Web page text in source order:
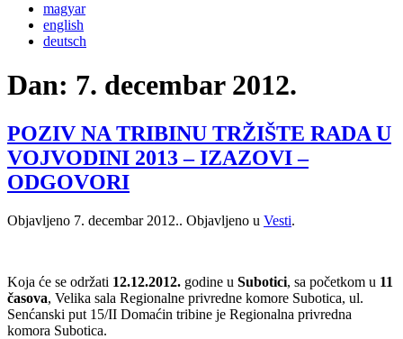
magyar
english
deutsch
Dan: 7. decembar 2012.
POZIV NA TRIBINU TRŽIŠTE RADA U
VOJVODINI 2013 – IZAZOVI –
ODGOVORI
Objavljeno 7. decembar 2012.. Objavljeno u Vesti.
Koja će se održati 12.12.2012. godine u Subotici, sa početkom u 11
časova, Velika sala Regionalne privredne komore Subotica, ul.
Senćanski put 15/II Domaćin tribine je Regionalna privredna
komora Subotica.